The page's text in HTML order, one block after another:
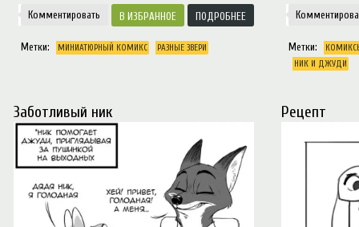
Комментировать ИЗБРАННОЕ ПОДРОБНЕЕ
Метки: МИНИАТЮРНЫЙ КОМИКС РАЗНЫЕ ЗВЕРИ Метки:
НИК И ДЖУДИ
Заботливый ник Рецепт